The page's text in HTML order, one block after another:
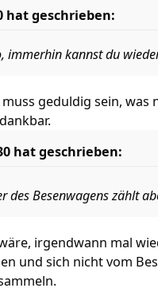
hat geschrieben:
immerhin kannst du
muss geduldig sein,
hat geschrieben:
des Besenwagens zählt
irgendwann mal
und sich nicht vom